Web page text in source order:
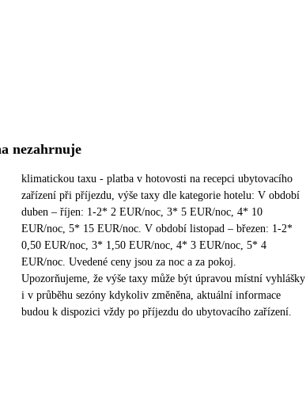
nezahrnuje
klimatickou taxu - platba v hotovosti na recepci ubytovacího
zařízení při příjezdu, výše taxy dle kategorie hotelu: V období
duben – říjen: 1-2* 2 EUR/noc, 3* 5 EUR/noc, 4* 10
EUR/noc, 5* 15 EUR/noc. V období listopad – březen: 1-2*
0,50 EUR/noc, 3* 1,50 EUR/noc, 4* 3 EUR/noc, 5* 4
EUR/noc. Uvedené ceny jsou za noc a za pokoj.
Upozorňujeme, že výše taxy může být úpravou místní vyhlášky
i v průběhu sezóny kdykoliv změněna, aktuální informace
budou k dispozici vždy po příjezdu do ubytovacího zařízení.